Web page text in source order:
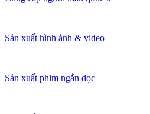
Sản xuất hình ảnh & video
Sản xuất phim ngắn dọc